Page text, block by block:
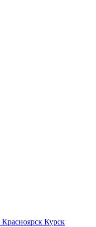
Красноярск Курск